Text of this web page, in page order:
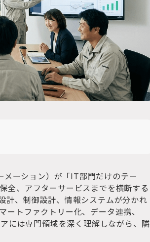
ーション）が「IT部門だけのテー
全、アフターサービスまでを横断する
計、制御設計、情報システムが分かれ
トファクトリー化、データ連携、
には専門領域を深く理解しながら、隣